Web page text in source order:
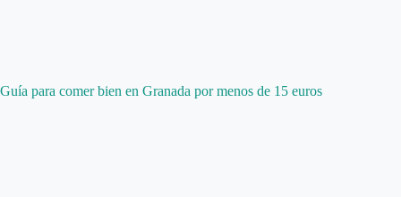
Guía para comer bien en Granada por menos de 15 euros